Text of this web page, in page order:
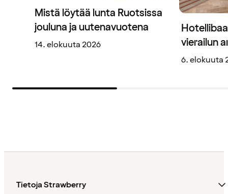
Mistä löytää lunta Ruotsissa
jouluna ja uutenavuotena
14. elokuuta 2026
vierailun
6. elokuuta
Tietoja Strawberry